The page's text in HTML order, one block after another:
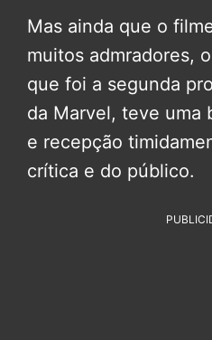
Mas ainda que o
muitos admradores,
que foi a segunda
da Marvel, teve uma
e recepção
crítica e do público.